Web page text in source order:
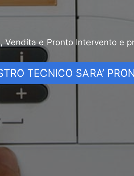
Vendita e Pronto Intervento e
TECNICO SARA’